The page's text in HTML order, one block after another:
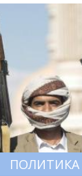
ПОЛИТИКА